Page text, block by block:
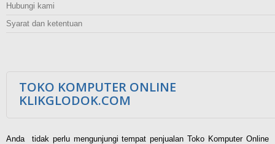
Hubungi kami
Syarat dan ketentuan
TOKO KOMPUTER ONLINE
KLIKGLODOK.COM
Anda tidak perlu mengunjungi tempat penjualan Toko Komputer Online